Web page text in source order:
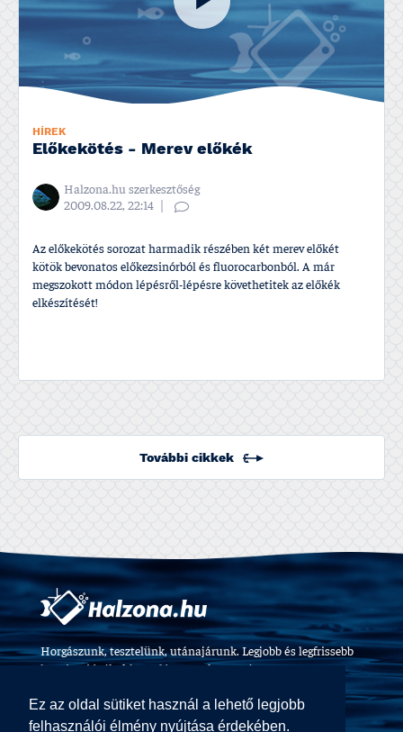
Ez az oldal sütiket használ a lehető legjobb
felhasználói élmény nyújtása érdekében.
HÍREK
Előkekötés - Merev előkék
Halzona.hu szerkesztőség
2009.08.22, 22:14
Az előkekötés sorozat harmadik részében két merev előkét
kötök bevonatos előkezsinórból és fluorocarbonból. A már
megszokott módon lépésről-lépésre követhetitek az előkék
elkészí­tését!
További cikkek
Horgászunk, tesztelünk, utánajárunk. Legjobb és legfrissebb